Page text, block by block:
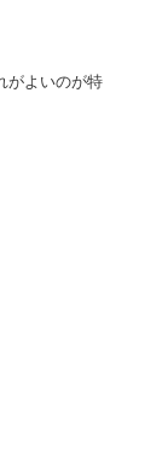
がよいのが特